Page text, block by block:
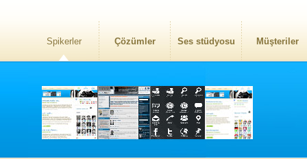
Spikerler Çözümler Ses stüdyosu Müşteriler